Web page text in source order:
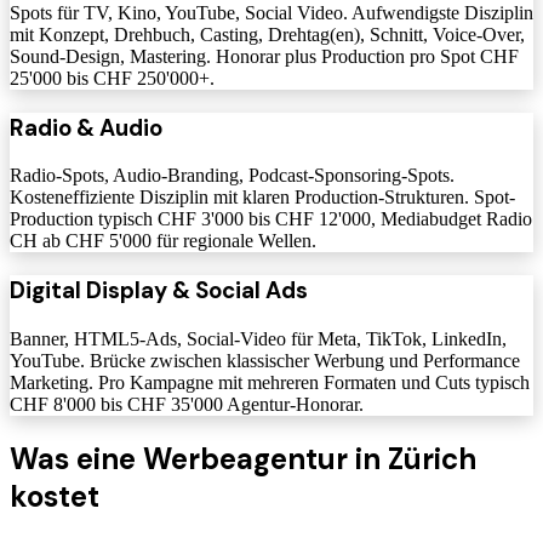
Spots für TV, Kino, YouTube, Social Video. Aufwendigste Disziplin
mit Konzept, Drehbuch, Casting, Drehtag(en), Schnitt, Voice-Over,
Sound-Design, Mastering. Honorar plus Production pro Spot CHF
25'000 bis CHF 250'000+.
Radio & Audio
Radio-Spots, Audio-Branding, Podcast-Sponsoring-Spots.
Kosteneffiziente Disziplin mit klaren Production-Strukturen. Spot-
Production typisch CHF 3'000 bis CHF 12'000, Mediabudget Radio
CH ab CHF 5'000 für regionale Wellen.
Digital Display & Social Ads
Banner, HTML5-Ads, Social-Video für Meta, TikTok, LinkedIn,
YouTube. Brücke zwischen klassischer Werbung und Performance
Marketing. Pro Kampagne mit mehreren Formaten und Cuts typisch
CHF 8'000 bis CHF 35'000 Agentur-Honorar.
Was eine Werbeagentur in Zürich
kostet